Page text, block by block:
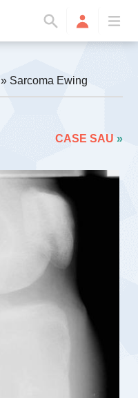
» Sarcoma Ewing
CASE SAU »